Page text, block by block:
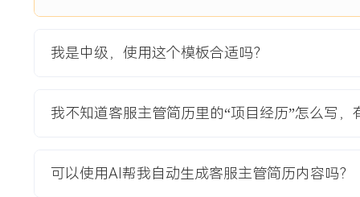
升接待效率与服务体验。
1.需求调研：负责收集一线客服、主管及质检员对现有系统的
统整合、快捷回复、客户信息面板等核心需求清单，并撰写需
明确各功能模块的开发优先级与时间节点，协调测试资源。
3.功能测试：在测试环境主导进行多轮功能测试，模拟高峰咨
我是中级，使用这个模板合适吗？
我不知道客服主管简历里的“项目经历”怎么写，
可以使用AI帮我自动生成客服主管简历内容吗？